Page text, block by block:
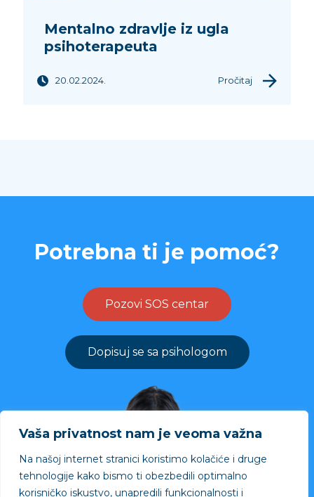
Vaša privatnost nam je veoma važna
Na našoj internet stranici koristimo kolačiće i druge
tehnologije kako bismo ti obezbedili optimalno
korisničko iskustvo, unapredili funkcionalnosti i
Mentalno zdravlje iz ugla
psihoterapeuta
20.02.2024. Pročitaj
Potrebna ti je pomoć?
Pozovi SOS centar
Dopisuj se sa psihologom